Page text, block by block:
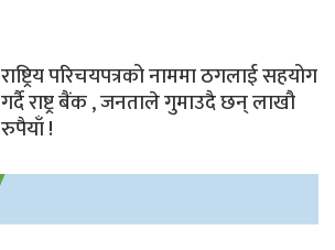
राष्ट्रिय परिचयपत्रको नाममा ठगलाई सहयोग
गर्दै राष्ट्र बैंक , जनताले गुमाउदै छन् लाखौ
रुपैयाँ !